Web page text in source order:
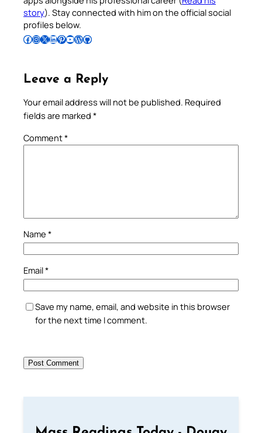
story). Stay connected with him on the official social
profiles below.
Follow Pradeep on Facebook Follow Pradeep on InstagramFollow Pradeep on X Follow Pradeep on LinkedIn Follow Pradeep on Pinterest Subscribe to Pradeep’s Youtube Channel Follow Pradeep on WordPress Follow Pradeep on GitHub
Leave a Reply
Your email address will not be published. Required
fields are marked *
Comment*
Name *
Email*
Save my name, email, and website in this browser
for the next time I comment.